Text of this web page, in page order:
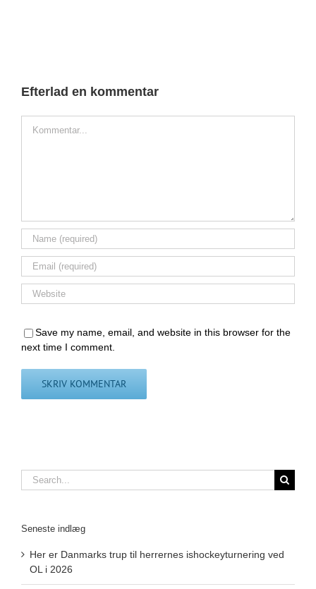
Efterlad en kommentar
Save my name, email, and website in this browser for the
next time I comment.
Search
for:
Seneste indlæg
Her er Danmarks trup til herrernes ishockeyturnering ved
OL i 2026